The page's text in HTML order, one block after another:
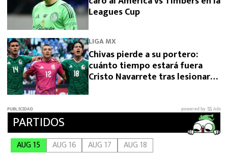
Leagues Cup
LIGA MX
Chivas pierde a su portero:
cuánto tiempo estará fuera
Cristo Navarrete tras lesionarse